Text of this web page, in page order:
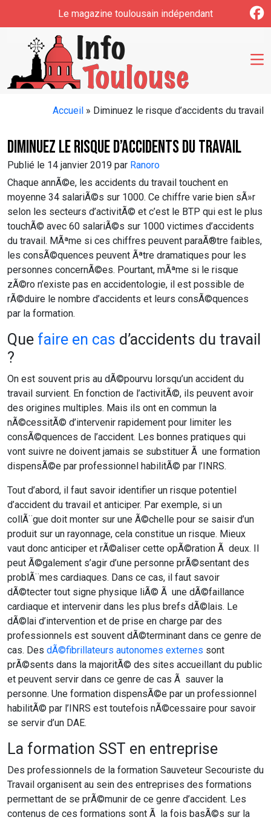
Le magazine toulousain indépendant
Accueil » Diminuez le risque d’accidents du travail
Diminuez le risque d’accidents du travail
Publié le 14 janvier 2019 par Ranoro
Chaque annÃ©e, les accidents du travail touchent en
moyenne 34 salariÃ©s sur 1000. Ce chiffre varie bien sÃ»r
selon les secteurs d’activitÃ© et c’est le BTP qui est le plus
touchÃ© avec 60 salariÃ©s sur 1000 victimes d’accidents
du travail. MÃªme si ces chiffres peuvent paraÃ®tre faibles,
les consÃ©quences peuvent Ãªtre dramatiques pour les
personnes concernÃ©es. Pourtant, mÃªme si le risque
zÃ©ro n’existe pas en accidentologie, il est possible de
rÃ©duire le nombre d’accidents et leurs consÃ©quences
par la formation.
Que faire en cas d’accidents du travail
?
On est souvent pris au dÃ©pourvu lorsqu’un accident du
travail survient. En fonction de l’activitÃ©, ils peuvent avoir
des origines multiples. Mais ils ont en commun la
nÃ©cessitÃ© d’intervenir rapidement pour limiter les
consÃ©quences de l’accident. Les bonnes pratiques qui
vont suivre ne doivent jamais se substituer Ã une formation
dispensÃ©e par professionnel habilitÃ© par l’INRS.
Tout d’abord, il faut savoir identifier un risque potentiel
d’accident du travail et anticiper. Par exemple, si un
collÃ¨gue doit monter sur une Ã©chelle pour se saisir d’un
produit sur un rayonnage, cela constitue un risque. Mieux
vaut donc anticiper et rÃ©aliser cette opÃ©ration Ã deux. Il
peut Ã©galement s’agir d’une personne prÃ©sentant des
problÃ¨mes cardiaques. Dans ce cas, il faut savoir
dÃ©tecter tout signe physique liÃ© Ã une dÃ©faillance
cardiaque et intervenir dans les plus brefs dÃ©lais. Le
dÃ©lai d’intervention et de prise en charge par des
professionnels est souvent dÃ©terminant dans ce genre de
cas. Des dÃ©fibrillateurs autonomes externes sont
prÃ©sents dans la majoritÃ© des sites accueillant du public
et peuvent servir dans ce genre de cas Ã sauver la
personne. Une formation dispensÃ©e par un professionnel
habilitÃ© par l’INRS est toutefois nÃ©cessaire pour savoir
se servir d’un DAE.
La formation SST en entreprise
Des professionnels de la formation Sauveteur Secouriste du
Travail organisent au sein des entreprises des formations
permettant de se prÃ©munir de ce genre d’accident. Les
contenus de ces formations sont Ã la fois basÃ©s sur la